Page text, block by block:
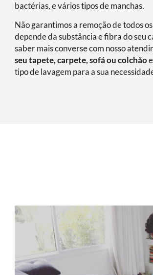
bactérias, e vários tipos de manchas.
Não garantimos a remoção de todos
depende da substância e fibra do seu
saber mais converse com nosso
seu tapete, carpete, sofá ou colchão
tipo de lavagem para a sua